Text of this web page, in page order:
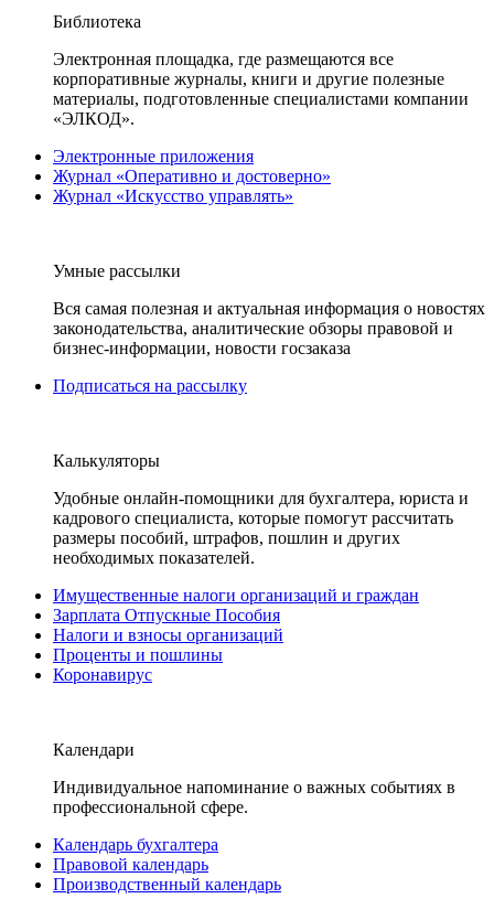
Библиотека
Электронная площадка, где размещаются все
корпоративные журналы, книги и другие полезные
материалы, подготовленные специалистами компании
«ЭЛКОД».
Электронные приложения
Журнал «Оперативно и достоверно»
Журнал «Искусство управлять»
Умные рассылки
Вся самая полезная и актуальная информация о новостях
законодательства, аналитические обзоры правовой и
бизнес-информации, новости госзаказа
Подписаться на рассылку
Калькуляторы
Удобные онлайн-помощники для бухгалтера, юриста и
кадрового специалиста, которые помогут рассчитать
размеры пособий, штрафов, пошлин и других
необходимых показателей.
Имущественные налоги организаций и граждан
Зарплата Отпускные Пособия
Налоги и взносы организаций
Проценты и пошлины
Коронавирус
Календари
Индивидуальное напоминание о важных событиях в
профессиональной сфере.
Календарь бухгалтера
Правовой календарь
Производственный календарь